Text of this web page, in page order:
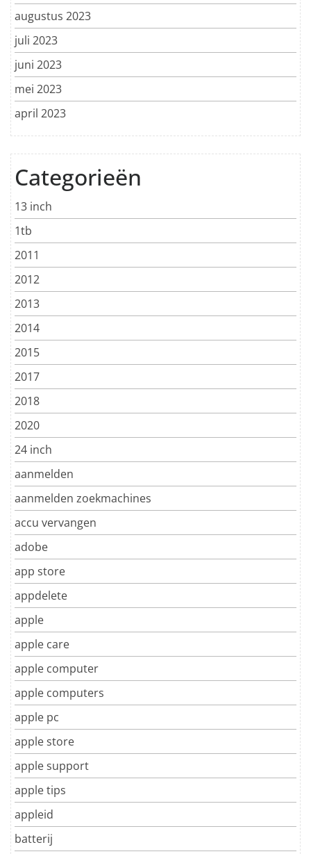
augustus 2023
juli 2023
juni 2023
mei 2023
april 2023
Categorieën
13 inch
1tb
2011
2012
2013
2014
2015
2017
2018
2020
24 inch
aanmelden
aanmelden zoekmachines
accu vervangen
adobe
app store
appdelete
apple
apple care
apple computer
apple computers
apple pc
apple store
apple support
apple tips
appleid
batterij